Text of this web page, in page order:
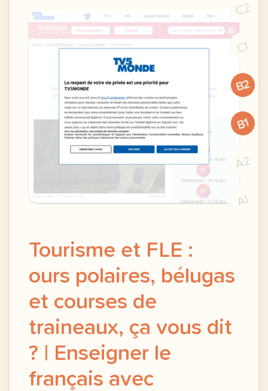
C2
C1
B2
B1
A2
A1
Tourisme et FLE :
ours polaires, bélugas
et courses de
traineaux, ça vous dit
? | Enseigner le
français avec